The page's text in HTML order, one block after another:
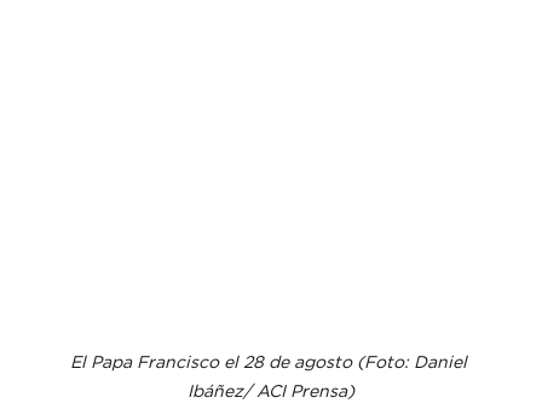
El Papa Francisco el 28 de agosto (Foto: Daniel
Ibáñez/ ACI Prensa)